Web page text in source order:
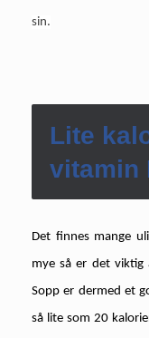
sin.
Lite
vitamin
Det finnes mange
mye så er det
Sopp er dermed et
så lite som 20